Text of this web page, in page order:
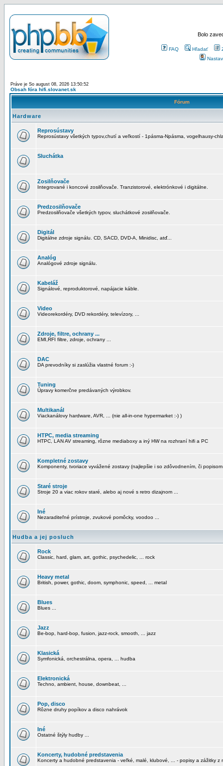
Bolo
FAQ Hľadať
Práve je So august 08, 2026 13:50:52
Obsah fóra hifi.slovanet.sk
Fórum
Hardware
Reprosústavy
Reprosústavy všetkých typov,chutí a veľkostí - 1pásma-Npásma, vogelhausy-
Sluchátka
Zosilňovače
Integrované i koncové zosilňovače. Tranzistorové, elektrónkové i digitálne.
Predzosilňovače
Predzosilňovače všetkých typov, sluchátkové zosilňovače.
Digitál
Digitálne zdroje signálu. CD, SACD, DVD-A, Minidisc, atď...
Analóg
Analógové zdroje signálu.
Kabeláž
Signálové, reproduktorové, napájacie káble.
Video
Videorekordéry, DVD rekordéry, televízory, ...
Zdroje, filtre, ochrany ...
EMI,RFI filtre, zdroje, ochrany ...
DAC
DA prevodníky si zaslúžia vlastné forum :-)
Tuning
Úpravy komerčne predávaných výrobkov.
Multikanál
Viackanálovy hardware, AVR, ... (nie all-in-one hypermarket :-) )
HTPC, media streaming
HTPC, LAN AV streaming, rôzne mediaboxy a iný HW na rozhraní hifi a PC
Kompletné zostavy
Komponenty, tvoriace vyvážené zostavy (najlepšie i so zdôvodnením, či
Staré stroje
Stroje 20 a viac rokov staré, alebo aj nové s retro dizajnom ...
Iné
Nezaraditeľné prístroje, zvukové pomôcky, voodoo ...
Hudba a jej posluch
Rock
Classic, hard, glam, art, gothic, psychedelic, ... rock
Heavy metal
British, power, gothic, doom, symphonic, speed, ... metal
Blues
Blues ...
Jazz
Be-bop, hard-bop, fusion, jazz-rock, smooth, ... jazz
Klasická
Symfonická, orchestrálna, opera, ... hudba
Elektronická
Techno, ambient, house, downbeat, ...
Pop, disco
Rôzne druhy popíkov a disco nahrávok
Iné
Ostatné štýly hudby ...
Koncerty, hudobné predstavenia
Koncerty a hudobné predstavenia - veľké, malé, klubové, ... - popisy a zážitky z